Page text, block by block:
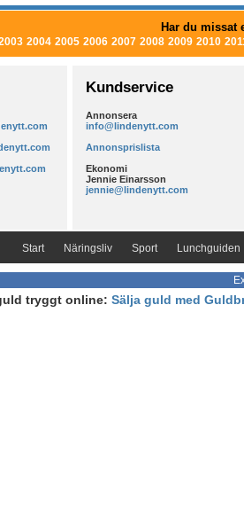
Har du missat
2004 2005 2006 2007 2008 2009 2010
Kundservice
Annonsera
info@lindenytt.com
Annonsprislista
Ekonomi
Jennie Einarsson
jennie@lindenytt.com
Start Näringsliv Sport Lunchguiden
tryggt online: Sälja guld med